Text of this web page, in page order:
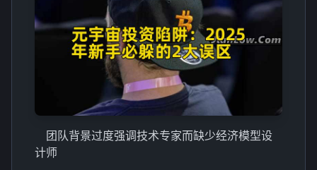
团队背景过度强调技术专家而缺少经济模型设
计师